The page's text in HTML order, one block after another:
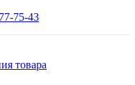
75-43